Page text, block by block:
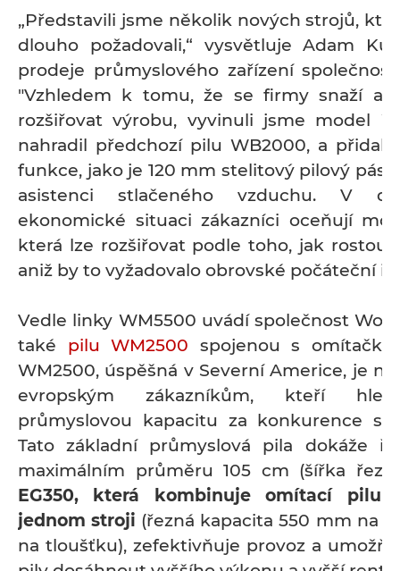
„Představili jsme několik nových strojů,
dlouho požadovali,“ vysvětluje Adam
prodeje průmyslového zařízení
"Vzhledem k tomu, že se firmy snaží
rozšiřovat výrobu, vyvinuli jsme model
nahradil předchozí pilu WB2000, a
funkce, jako je 120 mm stelitový pilový pás,
asistenci stlačeného vzduchu. V
ekonomické situaci zákazníci oceňují
která lze rozšiřovat podle toho, jak rostou
aniž by to vyžadovalo obrovské počáteční
Vedle linky WM5500 uvádí společnost
také pilu WM2500 spojenou s
WM2500, úspěšná v Severní Americe, je
evropským zákazníkům, kteří
průmyslovou kapacitu za konkurence
Tato základní průmyslová pila dokáže
maximálním průměru 105 cm (šířka
EG350, která kombinuje omítací
jednom stroji (řezná kapacita 550 mm na
na tloušťku), zefektivňuje provoz a